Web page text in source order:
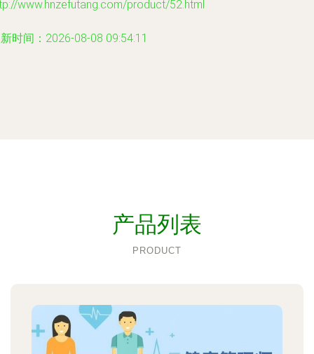
www.hnzefutang.com/product/52.html
时间：2026-08-08 09:54:11
产品列表
PRODUCT